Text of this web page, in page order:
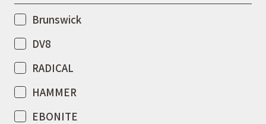
Brunswick
DV8
RADICAL
HAMMER
EBONITE